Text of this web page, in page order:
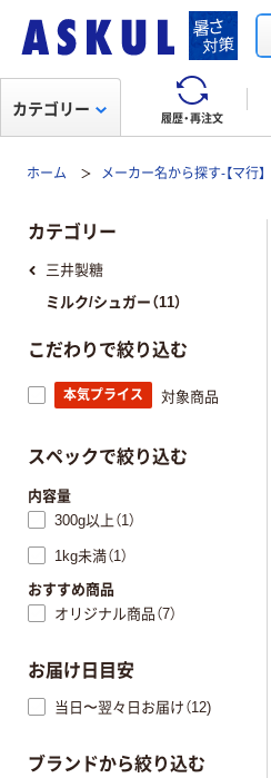
履歴・再注文
カテゴリー
ホーム メーカー名から探す-【マ行】
カテゴリー
三井製糖
ミルク/シュガー（11）
こだわりで絞り込む
本気プライス 対象商品
スペックで絞り込む
内容量
300g以上（1）
1kg未満（1）
おすすめ商品
オリジナル商品（7）
お届け日目安
当日〜翌々日お届け（12)
ブランドから絞り込む